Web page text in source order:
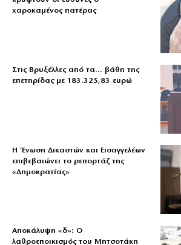
χαροκαμένος πατέρας
Στις Βρυξέλλες από τα… βάθη της
επετηρίδας με 183.325,83 ευρώ
Η Ένωση Δικαστών και Εισαγγελέων
επιβεβαιώνει το ρεπορτάζ της
«Δημοκρατίας»
Αποκάλυψη «δ»: Ο
λαθροεποικισμός του Μητσοτάκη